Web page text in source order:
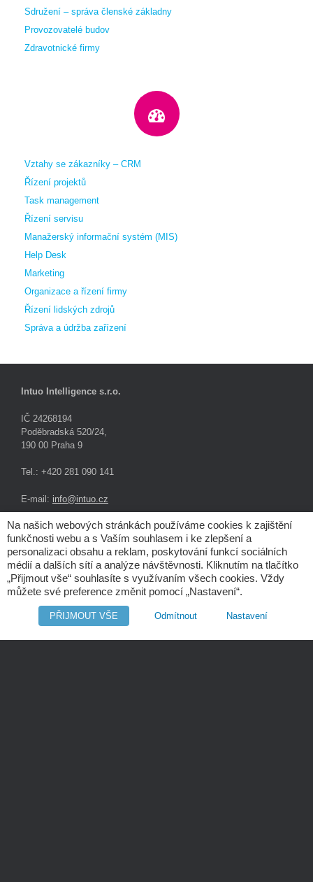
Sdružení – správa členské základny
Provozovatelé budov
Zdravotnické firmy
Vztahy se zákazníky – CRM
Řízení projektů
Task management
Řízení servisu
Manažerský informační systém (MIS)
Help Desk
Marketing
Organizace a řízení firmy
Řízení lidských zdrojů
Správa a údržba zařízení
Intuo Intelligence s.r.o.
IČ 24268194
Poděbradská 520/24,
190 00 Praha 9
Tel.: +420 281 090 141
E-mail: info@intuo.cz
Digital Resources a.s.
IČ 25141996
Poděbradská 520/24,
190 00 Praha 9
Na našich webových stránkách používáme cookies k zajištění
funkčnosti webu a s Vaším souhlasem i ke zlepšení a
personalizaci obsahu a reklam, poskytování funkcí sociálních
médií a dalších sítí a analýze návštěvnosti. Kliknutím na tlačítko
„Přijmout vše“ souhlasíte s využívaním všech cookies. Vždy
můžete své preference změnit pomocí „Nastavení“.
PŘIJMOUT VŠE Odmítnout Nastavení